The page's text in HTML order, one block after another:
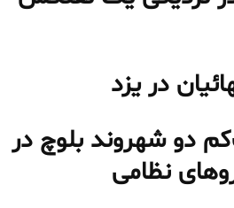
در یزد
دو شهروند بلوچ در
نظامی